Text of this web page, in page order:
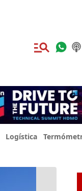
Logística